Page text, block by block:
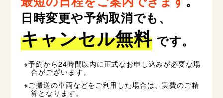
日時変更や予約取消でも、
キャンセル無料です。
予約から24時間以内に正式なお申し込みが必要な場
合がございます。
ご搬送の車両などをご利用した場合は、実費のご精
算となります。